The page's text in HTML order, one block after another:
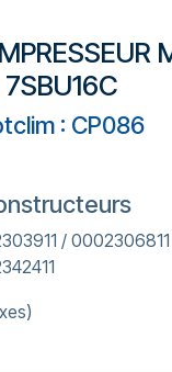
: CP086
/